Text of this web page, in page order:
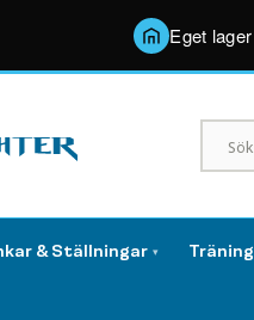
Eget
& Ställningar ▾